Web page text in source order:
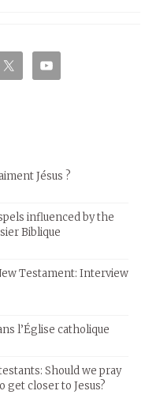
Jésus ?
influenced by the
Biblique
Testament: Interview
l’Église catholique
Should we pray
get closer to Jesus?